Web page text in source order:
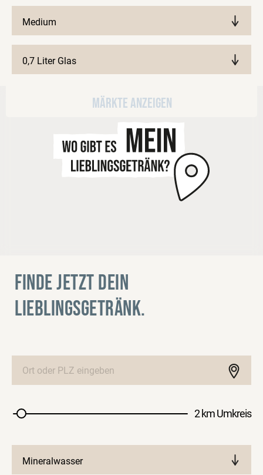
Medium
0,7 Liter Glas
Märkte anzeigen
FINDE JETZT DEIN
LIEBLINGSGETRÄNK.
2 km Umkreis
Mineralwasser